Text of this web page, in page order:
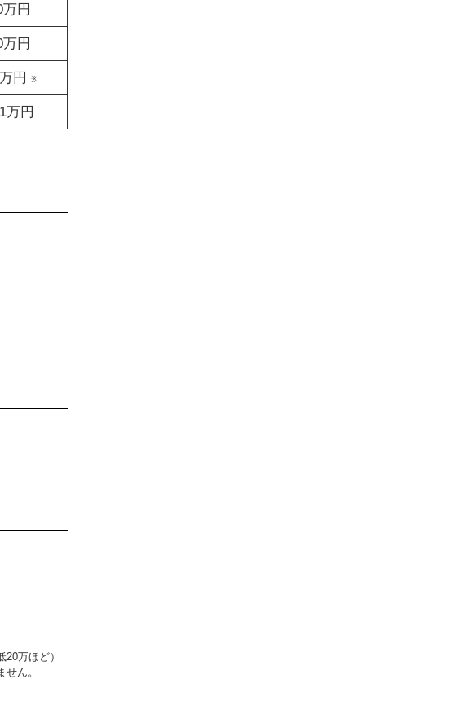
万円
万円
万円※
万円
万ほど）
ん。